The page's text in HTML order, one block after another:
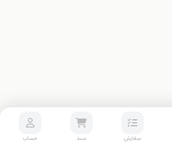
سفارش سبد حساب